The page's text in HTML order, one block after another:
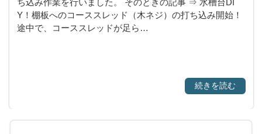
Y！棚板へのコーススレッド（木ネジ）の打ち込み開始！
途中で、コーススレッドが足ら…
続きを読む